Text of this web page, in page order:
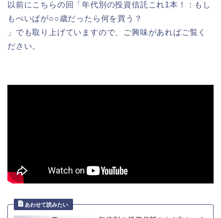
以前にこちらの回「年代別の投資信託これ1本！：もし
もぺいぱが○○歳だったら何を買う？
」でも取り上げていますので、ご興味があればご覧く
ださい。